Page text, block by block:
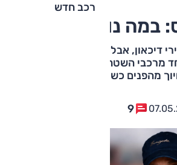
רכב חדש
במה נוסע עופר לוי?
דיכאון, אבל עופר לוי התחדש לרגל
ה-62 באחד מרכבי השטח הטובים בישראל, כזה
מהפנים כשנוסעים בו
9